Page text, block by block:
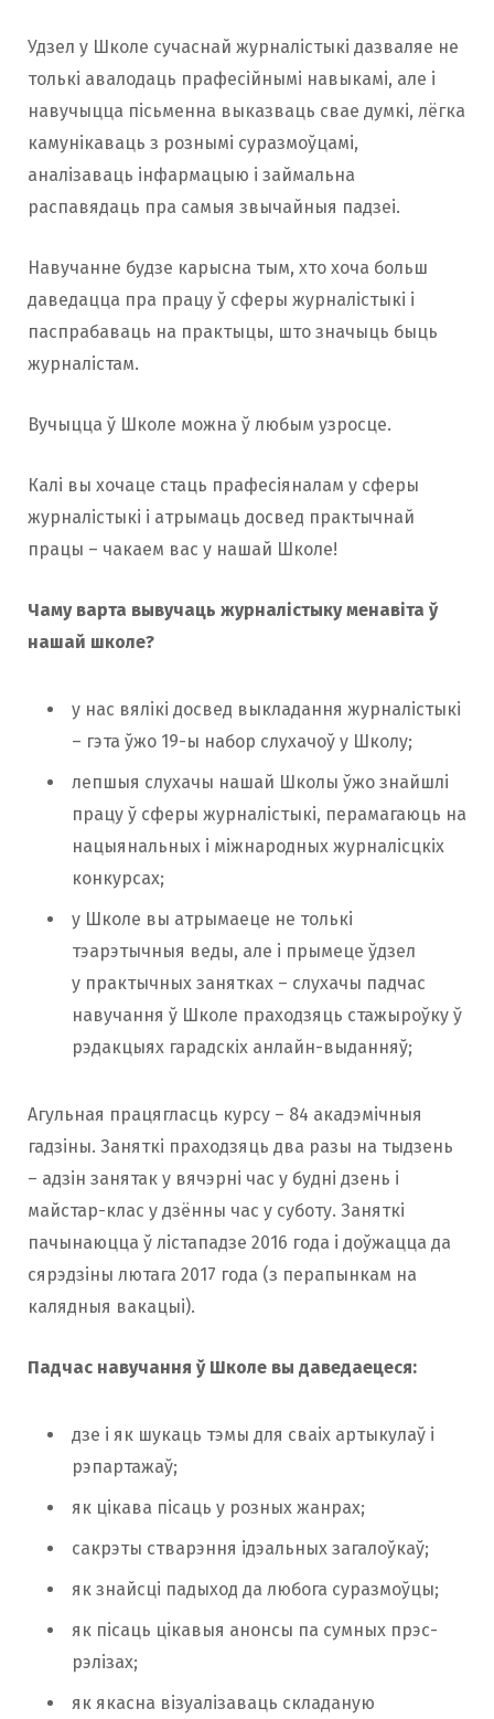
Удзел у Школе сучаснай журналістыкі дазваляе не
толькі авалодаць прафесійнымі навыкамі, але і
навучыцца пісьменна выказваць свае думкі, лёгка
камунікаваць з рознымі суразмоўцамі,
аналізаваць інфармацыю і займальна
распавядаць пра самыя звычайныя падзеі.
Навучанне будзе карысна тым, хто хоча больш
даведацца пра працу ў сферы журналістыкі і
паспрабаваць на практыцы, што значыць быць
журналістам.
Вучыцца ў Школе можна ў любым узросце.
Калі вы хочаце стаць прафесіяналам у сферы
журналістыкі і атрымаць досвед практычнай
працы – чакаем вас у нашай Школе!
Чаму варта вывучаць журналістыку менавіта ў
нашай школе?
у нас вялікі досвед выкладання журналістыкі
– гэта ўжо 19-ы набор слухачоў у Школу;
лепшыя слухачы нашай Школы ўжо знайшлі
працу ў сферы журналістыкі, перамагаюць на
нацыянальных і міжнародных журналісцкіх
конкурсах;
у Школе вы атрымаеце не толькі
тэарэтычныя веды, але і прымеце ўдзел
у практычных занятках – слухачы падчас
навучання ў Школе праходзяць стажыроўку ў
рэдакцыях гарадскіх анлайн-выданняў;
Агульная працягласць курсу – 84 акадэмічныя
гадзіны. Заняткі праходзяць два разы на тыдзень
– адзін занятак у вячэрні час у будні дзень і
майстар-клас у дзённы час у суботу. Заняткі
пачынаюцца ў лістападзе 2016 года і доўжацца да
сярэдзіны лютага 2017 года (з перапынкам на
калядныя вакацыі).
Падчас навучання ў Школе вы даведаецеся:
дзе і як шукаць тэмы для сваіх артыкулаў і
рэпартажаў;
як цікава пісаць у розных жанрах;
сакрэты стварэння ідэальных загалоўкаў;
як знайсці падыход да любога суразмоўцы;
як пісаць цікавыя анонсы па сумных прэс-
рэлізах;
як якасна візуалізаваць складаную